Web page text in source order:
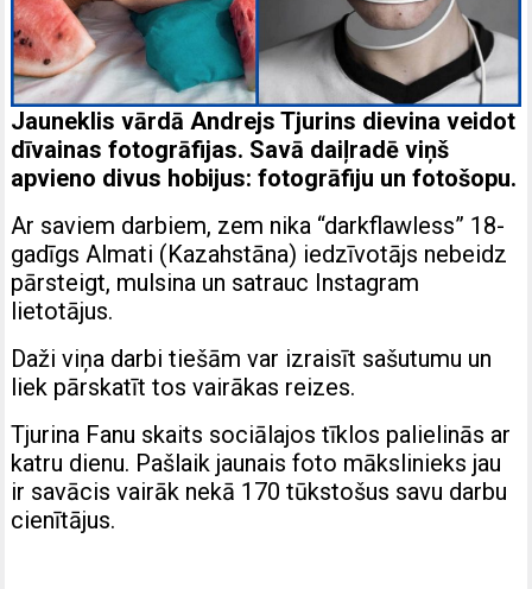
Jauneklis vārdā Andrejs Tjurins dievina veidot
dīvainas fotogrāfijas. Savā daiļradē viņš
apvieno divus hobijus: fotogrāfiju un fotošopu.
Ar saviem darbiem, zem nika “darkflawless” 18-
gadīgs Almati (Kazahstāna) iedzīvotājs nebeidz
pārsteigt, mulsina un satrauc Instagram
lietotājus.
Daži viņa darbi tiešām var izraisīt sašutumu un
liek pārskatīt tos vairākas reizes.
Tjurina Fanu skaits sociālajos tīklos palielinās ar
katru dienu. Pašlaik jaunais foto mākslinieks jau
ir savācis vairāk nekā 170 tūkstošus savu darbu
cienītājus.